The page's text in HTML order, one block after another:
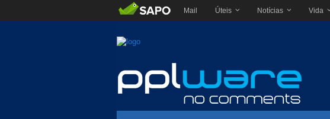
Mail Úteis Notícias Vida